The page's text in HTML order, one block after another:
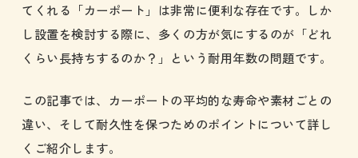
てくれる「カーポート」は非常に便利な存在です。しか
し設置を検討する際に、多くの方が気にするのが「どれ
くらい長持ちするのか？」という耐用年数の問題です。
この記事では、カーポートの平均的な寿命や素材ごとの
違い、そして耐久性を保つためのポイントについて詳し
くご紹介します。